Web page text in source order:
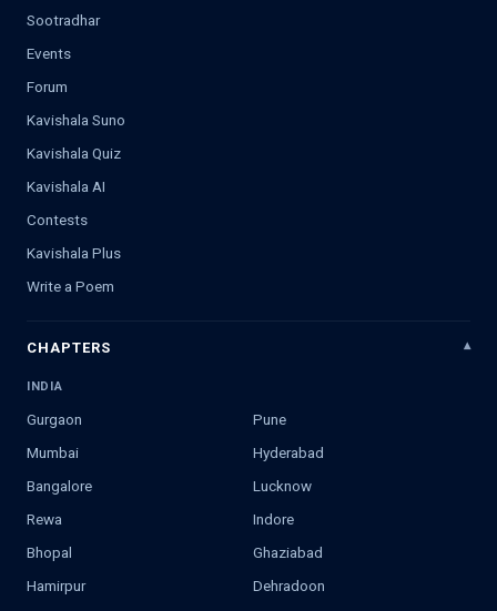
Sootradhar
Events
Forum
Kavishala Suno
Kavishala Quiz
Kavishala AI
Contests
Kavishala Plus
Write a Poem
CHAPTERS
INDIA
Gurgaon
Pune
Mumbai
Hyderabad
Bangalore
Lucknow
Rewa
Indore
Bhopal
Ghaziabad
Hamirpur
Dehradoon